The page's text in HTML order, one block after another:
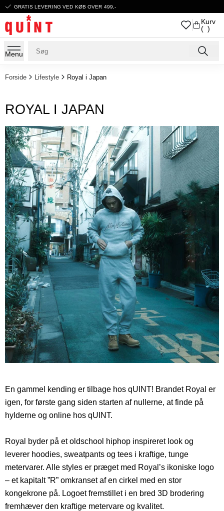
GRATIS LEVERING VED KØB OVER 499,-
Kurv
( )
Menu
Forside Lifestyle Royal i Japan
ROYAL I JAPAN
En gammel kending er tilbage hos qUINT! Brandet Royal er
igen, for første gang siden starten af nullerne, at finde på
hylderne og online hos qUINT.
Royal byder på et oldschool hiphop inspireret look og
leverer hoodies, sweatpants og tees i kraftige, tunge
metervarer. Alle styles er præget med Royal’s ikoniske logo
– et kapitalt ”R” omkranset af en cirkel med en stor
kongekrone på. Logoet fremstillet i en bred 3D brodering
fremhæver den kraftige metervare og kvalitet.